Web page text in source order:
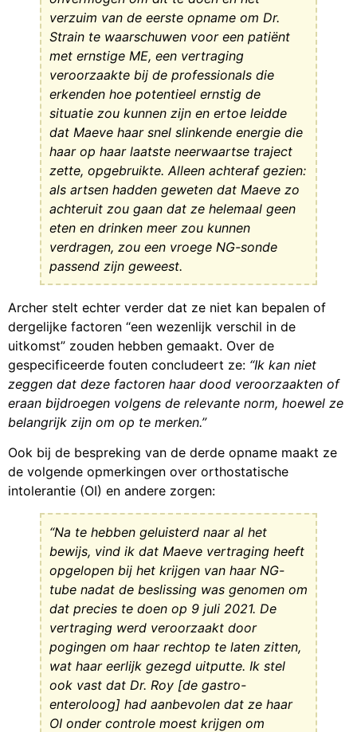
verzuim van de eerste opname om Dr.
Strain te waarschuwen voor een patiënt
met ernstige ME, een vertraging
veroorzaakte bij de professionals die
erkenden hoe potentieel ernstig de
situatie zou kunnen zijn en ertoe leidde
dat Maeve haar snel slinkende energie die
haar op haar laatste neerwaartse traject
zette, opgebruikte. Alleen achteraf gezien:
als artsen hadden geweten dat Maeve zo
achteruit zou gaan dat ze helemaal geen
eten en drinken meer zou kunnen
verdragen, zou een vroege NG-sonde
passend zijn geweest.
Archer stelt echter verder dat ze niet kan bepalen of
dergelijke factoren “een wezenlijk verschil in de
uitkomst” zouden hebben gemaakt. Over de
gespecificeerde fouten concludeert ze: “Ik kan niet
zeggen dat deze factoren haar dood veroorzaakten of
eraan bijdroegen volgens de relevante norm, hoewel ze
belangrijk zijn om op te merken.”
Ook bij de bespreking van de derde opname maakt ze
de volgende opmerkingen over orthostatische
intolerantie (OI) en andere zorgen:
“Na te hebben geluisterd naar al het
bewijs, vind ik dat Maeve vertraging heeft
opgelopen bij het krijgen van haar NG-
tube nadat de beslissing was genomen om
dat precies te doen op 9 juli 2021. De
vertraging werd veroorzaakt door
pogingen om haar rechtop te laten zitten,
wat haar eerlijk gezegd uitputte. Ik stel
ook vast dat Dr. Roy [de gastro-
enteroloog] had aanbevolen dat ze haar
OI onder controle moest krijgen om